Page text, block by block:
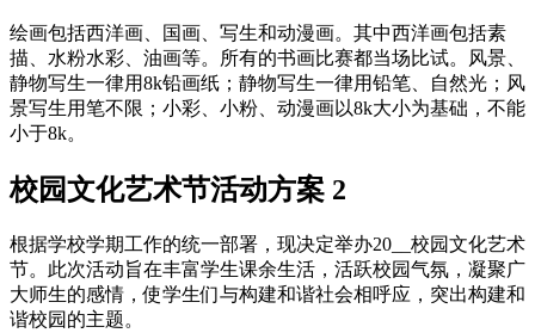
绘画包括西洋画、国画、写生和动漫画。其中西洋画包括素
描、水粉水彩、油画等。所有的书画比赛都当场比试。风景、
静物写生一律用8k铅画纸；静物写生一律用铅笔、自然光；风
景写生用笔不限；小彩、小粉、动漫画以8k大小为基础，不能
小于8k。
校园文化艺术节活动方案 2
根据学校学期工作的统一部署，现决定举办20__校园文化艺术
节。此次活动旨在丰富学生课余生活，活跃校园气氛，凝聚广
大师生的感情，使学生们与构建和谐社会相呼应，突出构建和
谐校园的主题。